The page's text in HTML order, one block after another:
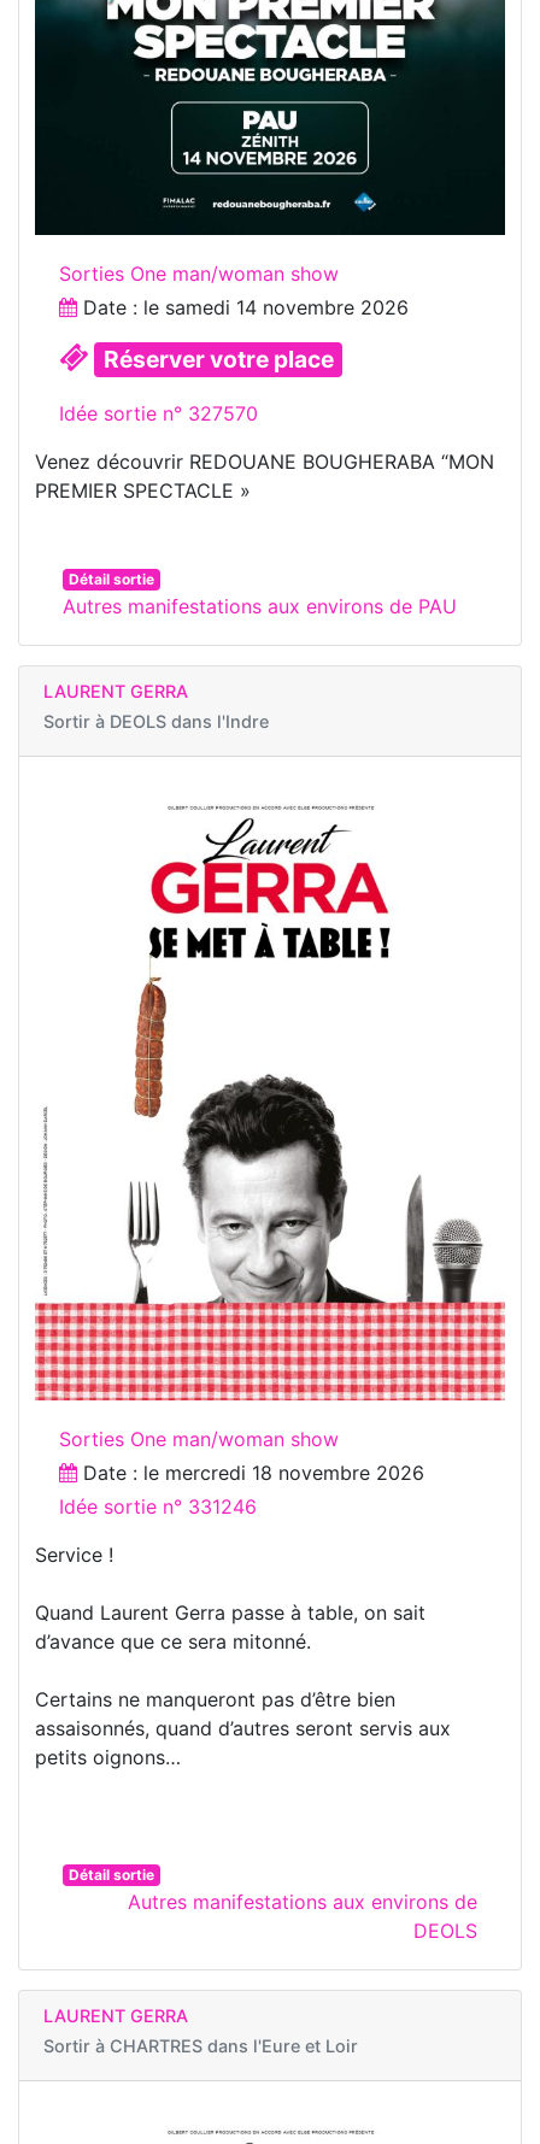
Sorties One man/woman show
Date : le samedi 14 novembre 2026
Réserver votre place
Idée sortie n° 327570
Venez découvrir REDOUANE BOUGHERABA “MON
PREMIER SPECTACLE »
Détail sortie
Autres manifestations aux environs de PAU
LAURENT GERRA
Sortir à DEOLS dans l'Indre
Sorties One man/woman show
Date : le mercredi 18 novembre 2026
Idée sortie n° 331246
Service !
Quand Laurent Gerra passe à table, on sait
d’avance que ce sera mitonné.
Certains ne manqueront pas d’être bien
assaisonnés, quand d’autres seront servis aux
petits oignons…
Détail sortie
Autres manifestations aux environs de
DEOLS
LAURENT GERRA
Sortir à CHARTRES dans l'Eure et Loir